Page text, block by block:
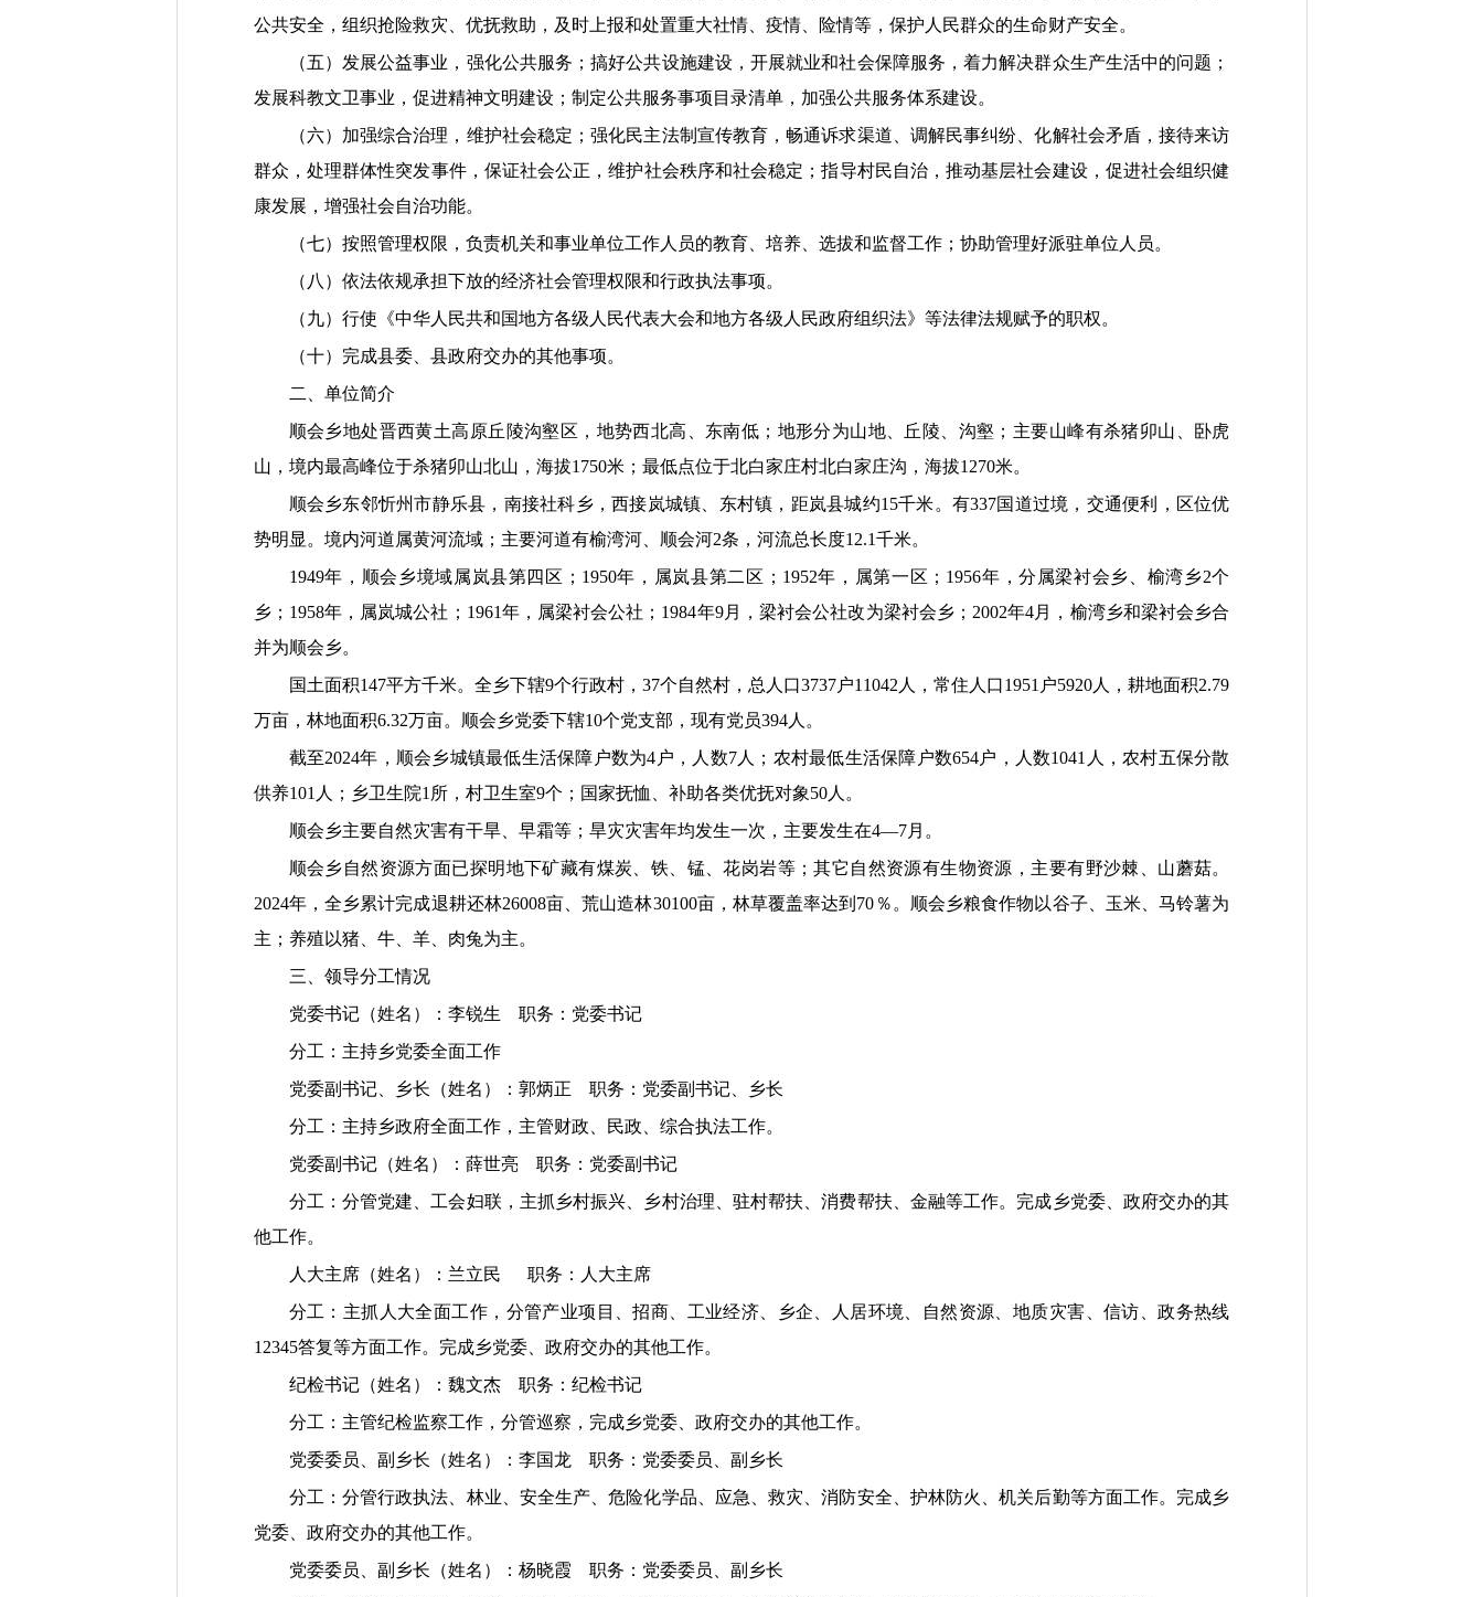
公共安全，组织抢险救灾、优抚救助，及时上报和处置重大社情、疫情、险情等，保护人民群众的生命财产安全。
（五） 发展公益事业，强化公共服务；搞好公共设施建设，开展就业和社会保障服务，着力解决群众生产生活中的问题；
发展科教文卫事业，促进精神文明建设；制定公共服务事项目录清单，加强公共服务体系建设。
（六） 加强综合治理，维护社会稳定；强化民主法制宣传教育，畅通诉求渠道、调解民事纠纷、化解社会矛盾，接待来访
群众，处理群体性突发事件，保证社会公正，维护社会秩序和社会稳定；指导村民自治，推动基层社会建设，促进社会组织健
康发展，增强社会自治功能。
（七） 按照管理权限，负责机关和事业单位工作人员的教育、培养、选拔和监督工作；协助管理好派驻单位人员。
（八） 依法依规承担下放的经济社会管理权限和行政执法事项。
（九） 行使《中华人民共和国地方各级人民代表大会和地方各级人民政府组织法》等法律法规赋予的职权。
（十） 完成县委、县政府交办的其他事项。
二、单位简介
顺会乡地处晋西黄土高原丘陵沟壑区，地势西北高、东南低；地形分为山地、丘陵、沟壑；主要山峰有杀猪卯山、卧虎
山，境内最高峰位于杀猪卯山北山，海拔1750米；最低点位于北白家庄村北白家庄沟，海拔1270米。
顺会乡东邻忻州市静乐县，南接社科乡，西接岚城镇、东村镇，距岚县城约15千米。有337国道过境，交通便利，区位优
势明显。境内河道属黄河流域；主要河道有榆湾河、顺会河2条，河流总长度12.1千米。
1949年，顺会乡境域属岚县第四区；1950年，属岚县第二区；1952年，属第一区；1956年，分属梁衬会乡、榆湾乡2个
乡；1958年，属岚城公社；1961年，属梁衬会公社；1984年9月，梁衬会公社改为梁衬会乡；2002年4月，榆湾乡和梁衬会乡合
并为顺会乡。
国土面积147平方千米。全乡下辖9个行政村，37个自然村，总人口3737户11042人，常住人口1951户5920人，耕地面积2.79
万亩， 林地面积6.32万亩。顺会乡党委下辖10个党支部，现有党员394人。
截至2024年，顺会乡城镇最低生活保障户数为4户，人数7人；农村最低生活保障户数654户，人数1041人，农村五保分散
供养101人；乡卫生院1所，村卫生室9个；国家抚恤、补助各类优抚对象50人。
顺会乡主要自然灾害有干旱、早霜等；旱灾灾害年均发生一次，主要发生在4—7月。
顺会乡自然资源方面已探明地下矿藏有煤炭、铁、锰、花岗岩等；其它自然资源有生物资源，主要有野沙棘、山蘑菇。
2024年，全乡累计完成退耕还林26008亩、荒山造林30100亩，林草覆盖率达到70％。顺会乡粮食作物以谷子、玉米、马铃薯为
主；养殖以猪、牛、羊、肉兔为主。
三、领导分工情况
党委书记（姓名）：李锐生
职务：党委书记
分工：主持乡党委全面工作
党委副书记、乡长（姓名）：郭炳正 职务：党委副书记、乡长
分工：主持乡政府全面工作，主管财政、民政、综合执法工作。
党委副书记（姓名）：薛世亮 职务：党委副书记
分工：分管党建、工会妇联，主抓乡村振兴、乡村治理、驻村帮扶、消费帮扶、金融等工作。完成乡党委、政府交办的其
他工作。
人大主席（姓名）：兰立民 职务：人大主席
分工：主抓人大全面工作，分管产业项目、招商、工业经济、乡企、人居环境、自然资源、地质灾害、信访、政务热线
12345答复等方面工作。完成乡党委、政府交办的其他工作。
纪检书记（姓名）：魏文杰 职务：纪检书记
分工：主管纪检监察工作，分管巡察，完成乡党委、政府交办的其他工作。
党委委员、副乡长（姓名）：李国龙
职务：党委委员、副乡长
分工：分管行政执法、林业、安全生产、危险化学品、应急、救灾、消防安全、护林防火、机关后勤等方面工作。完成乡
党委、政府交办的其他工作。
党委委员、副乡长（姓名）：杨晓霞 职务：党委委员、副乡长